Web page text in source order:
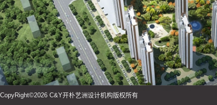
CopyRight©2026 C&Y开朴艺洲设计机构版权所有